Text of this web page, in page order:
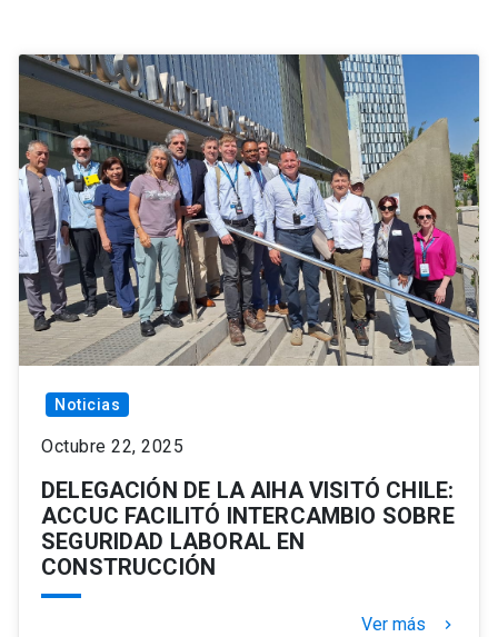
Noticias
Octubre 22, 2025
DELEGACIÓN DE LA AIHA VISITÓ CHILE:
ACCUC FACILITÓ INTERCAMBIO SOBRE
SEGURIDAD LABORAL EN
CONSTRUCCIÓN
Ver más keyboard_arrow_right